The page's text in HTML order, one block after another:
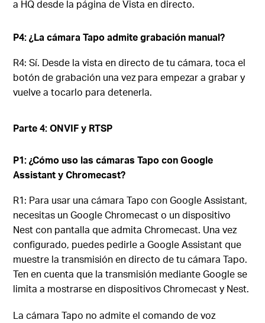
a HQ desde la página de Vista en directo.
P4: ¿La cámara Tapo admite grabación manual?
R4: Sí. Desde la vista en directo de tu cámara, toca el
botón de grabación una vez para empezar a grabar y
vuelve a tocarlo para detenerla.
Parte 4: ONVIF y RTSP
P1: ¿Cómo uso las cámaras Tapo con Google
Assistant y Chromecast?
R1: Para usar una cámara Tapo con Google Assistant,
necesitas un Google Chromecast o un dispositivo
Nest con pantalla que admita Chromecast. Una vez
configurado, puedes pedirle a Google Assistant que
muestre la transmisión en directo de tu cámara Tapo.
Ten en cuenta que la transmisión mediante Google se
limita a mostrarse en dispositivos Chromecast y Nest.
La cámara Tapo no admite el comando de voz